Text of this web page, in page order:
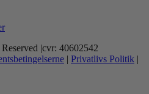
|cvr: 40602542
| Privatlivs Politik |